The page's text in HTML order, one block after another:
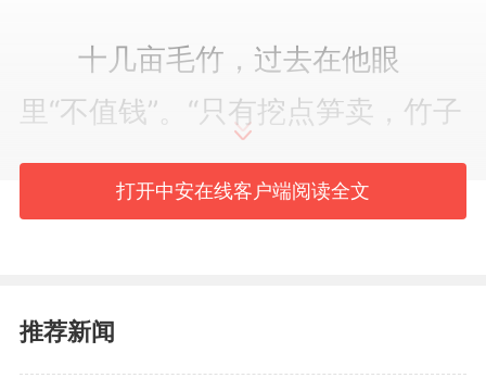
十几亩毛竹，过去在他眼
里“不值钱”。“只有挖点笋卖，竹子
砍下来得花钱雇车运到县城，一算
成本，不如烂在山上。”舒仁贵
如今，这些竹子可成了“香饽
打开中安在线客户端阅读全文
推荐新闻